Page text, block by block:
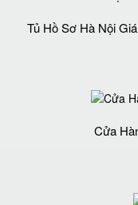
Tủ Hồ Sơ Hà Nội
Cửa